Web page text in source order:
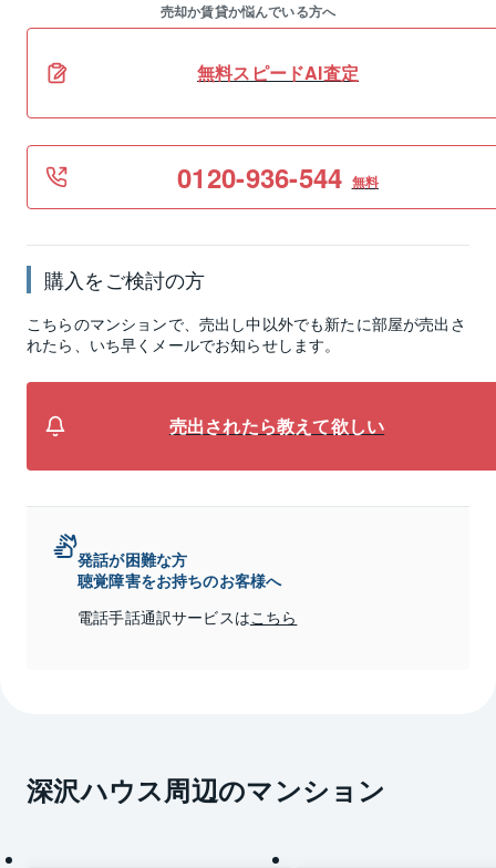
売却か賃貸か悩んでいる方へ
無料スピードAI査定
0120-936-544 無料
購入をご検討の方
こちらのマンションで、売出し中以外でも新たに部屋が売出さ
れたら、いち早くメールでお知らせします。
売出されたら教えて欲しい
発話が困難な方
聴覚障害をお持ちのお客様へ
電話手話通訳サービスはこちら
深沢ハウス周辺のマンション